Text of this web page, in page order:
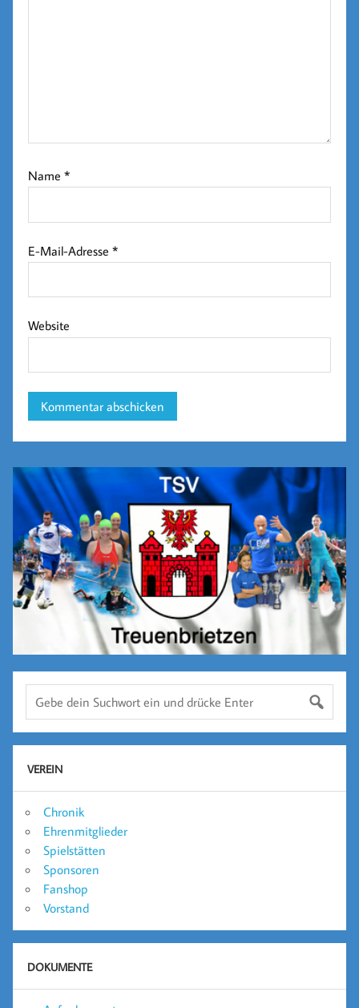
Name*
E-Mail-Adresse*
Website
VEREIN
Chronik
Ehrenmitglieder
Spielstätten
Sponsoren
Fanshop
Vorstand
DOKUMENTE